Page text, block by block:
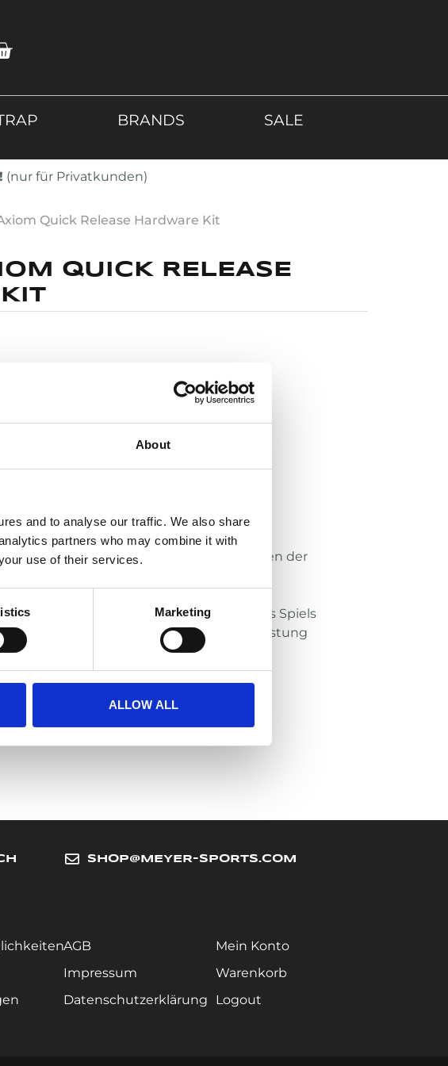
About
and to analyse our traffic. We also share
partners who may combine it with
use of their services.
Marketing
ALLOW ALL
BRANDS
SALE
(nur für Privatkunden)
Quick Release Hardware Kit
QUICK RELEASE
Alternative:
für Riddell Axiom Helme
und sichere Anbringen und Abnehmen der
und sicheren Sitz des Helms während des Spiels
ideal für den Austausch oder die Aufrüstung
SHOP@MEYER-SPORTS.COM
AGB
Impressum
Datenschutzerklärung
Mein Konto
Warenkorb
Logout